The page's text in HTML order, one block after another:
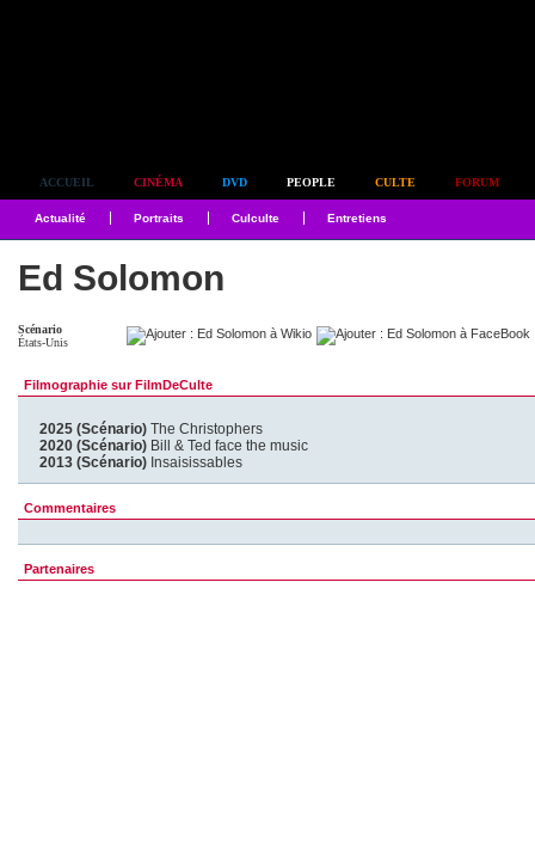
ACCUEIL CINÉMA DVD PEOPLE CULTE FORUM
Actualité Portraits Culculte Entretiens
Ed Solomon
Scénario
États-Unis
Filmographie sur FilmDeCulte
2025 (Scénario) The Christophers
2020 (Scénario) Bill & Ted face the music
2013 (Scénario) Insaisissables
Commentaires
Partenaires